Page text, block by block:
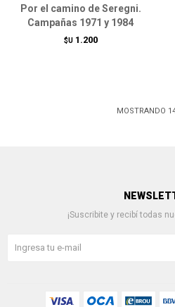
Por el camino de Seregni.
Campañas 1971 y 1984
$U 1.200
MOSTRANDO
¡Suscribite y recibí todas